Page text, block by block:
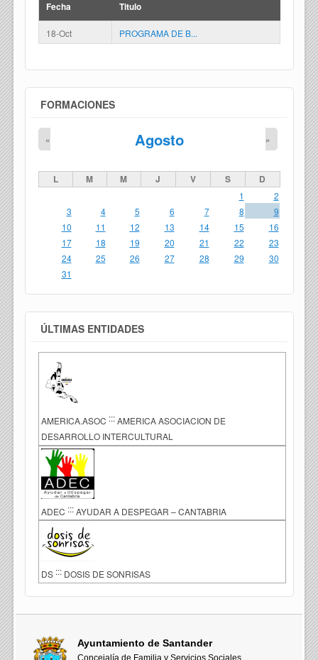
Fecha Titulo
18-Oct PROGRAMA DE B...
FORMACIONES
Agosto
« »
L M M J V S D
1
2
3
4 5 6 7 8
9
10
11 12 13 14 15
16
17
18 19 20 21 22
23
24
25 26 27 28 29
30
31
ÚLTIMAS ENTIDADES
AMERICA.ASOC ::: AMERICA ASOCIACION DE
DESARROLLO INTERCULTURAL
ADEC ::: AYUDAR A DESPEGAR – CANTABRIA
DS ::: DOSIS DE SONRISAS
Ayuntamiento de Santander
Concejalía de Familia y Servicios Sociales